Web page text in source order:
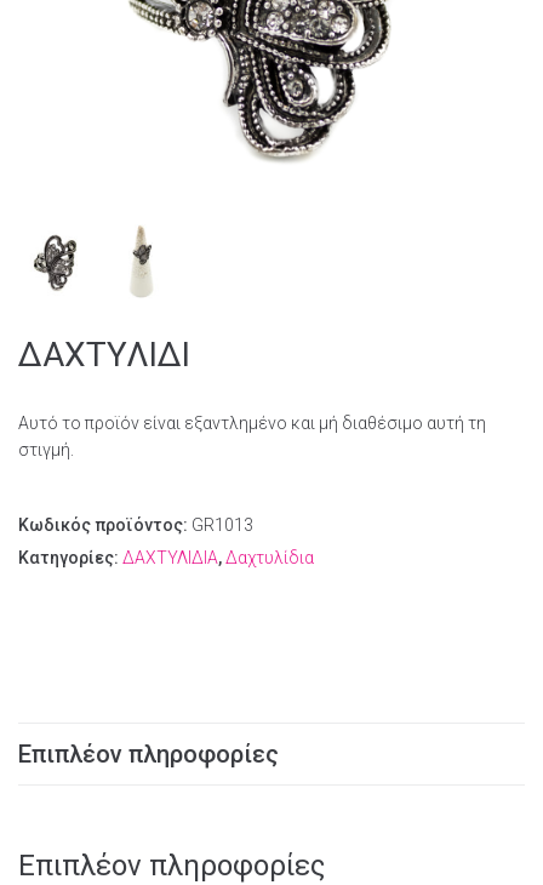
ΔΑΧΤΥΛΙΔΙ
Αυτό το προϊόν είναι εξαντλημένο και μή διαθέσιμο αυτή τη
στιγμή.
Κωδικός προϊόντος: GR1013
Κατηγορίες: ΔΑΧΤΥΛΙΔΙΑ,Δαχτυλίδια
Επιπλέον πληροφορίες
Επιπλέον πληροφορίες